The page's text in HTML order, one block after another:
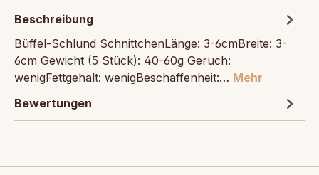
Beschreibung
Büffel-Schlund SchnittchenLänge: 3-6cmBreite: 3-
6cm Gewicht (5 Stück): 40-60g Geruch:
wenigFettgehalt: wenigBeschaffenheit:… Mehr
Bewertungen